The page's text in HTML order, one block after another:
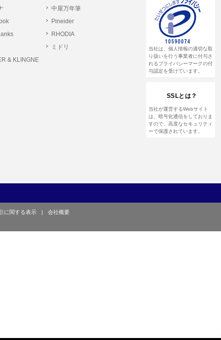
中屋万年筆
Pineider
RHODIA
ミドリ
& KLINGNE
当社は、個人情報の適切な取
り扱いを行う事業者に付与さ
れるプライバシーマークの付
与認定を受けています。
SSLとは？
当社が運営するWebサイト
は、暗号化通信をしておりま
すので、高度なセキュリティ
ーで保護されています。
に関する表示 | 会社概要